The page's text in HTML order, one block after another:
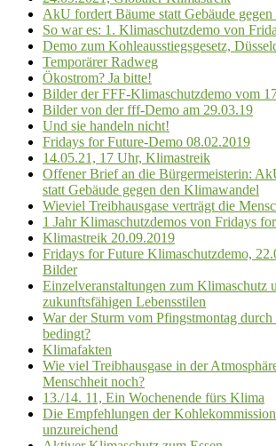
AkU fordert Bäume statt Gebäude
So war es: 1. Klimaschutzdemo von
Demo zum Kohleausstiegsgesetz,
Temporärer Radweg
Ökostrom? Ja bitte!
Bilder der FFF-Klimaschutzdemo vom
Bilder von der fff-Demo am 29.03.19
Und sie handeln nicht!
Fridays for Future-Demo 08.02.2019
14.05.21, 17 Uhr, Klimastreik
Offener Brief an die Bürgermeisterin:
statt Gebäude gegen den Klimawandel
Wieviel Treibhausgase verträgt die
1 Jahr Klimaschutzdemos von Fridays
Klimastreik 20.09.2019
Fridays for Future Klimaschutzdemo,
Bilder
Einzelveranstaltungen zum Klimaschutz
zukunftsfähigen Lebensstilen
War der Sturm vom Pfingstmontag
bedingt?
Klimafakten
Wie viel Treibhausgase in der
Menschheit noch?
13./14. 11, Ein Wochenende fürs Klima
Die Empfehlungen der
unzureichend